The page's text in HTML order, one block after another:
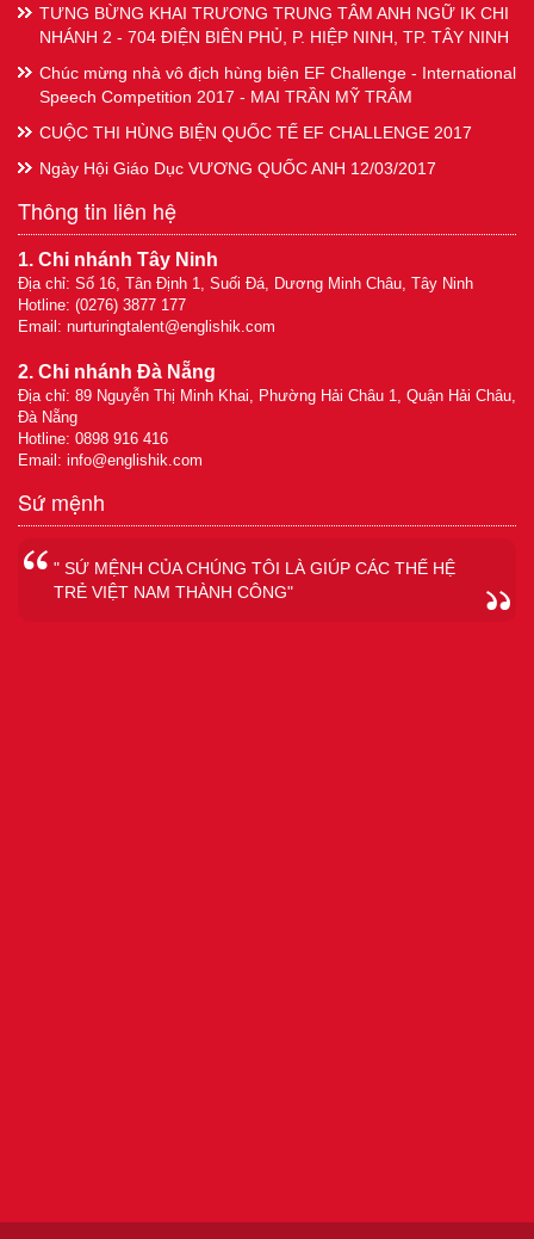
TƯNG BỪNG KHAI TRƯƠNG TRUNG TÂM ANH NGỮ IK CHI
NHÁNH 2 - 704 ĐIỆN BIÊN PHỦ, P. HIỆP NINH, TP. TÂY NINH
Chúc mừng nhà vô địch hùng biện EF Challenge - International
Speech Competition 2017 - MAI TRẦN MỸ TRÂM
CUỘC THI HÙNG BIỆN QUỐC TẾ EF CHALLENGE 2017
Ngày Hội Giáo Dục VƯƠNG QUỐC ANH 12/03/2017
Thông tin liên hệ
1. Chi nhánh Tây Ninh
Địa chỉ: Số 16, Tân Định 1, Suối Đá, Dương Minh Châu, Tây Ninh
Hotline: (0276) 3877 177
Email: nurturingtalent@englishik.com
2. Chi nhánh Đà Nẵng
Địa chỉ: 89 Nguyễn Thị Minh Khai, Phường Hải Châu 1, Quận Hải Châu,
Đà Nẵng
Hotline: 0898 916 416
Email: info@englishik.com
Sứ mệnh
" SỨ MỆNH CỦA CHÚNG TÔI LÀ GIÚP CÁC THẾ HỆ
TRẺ VIỆT NAM THÀNH CÔNG"